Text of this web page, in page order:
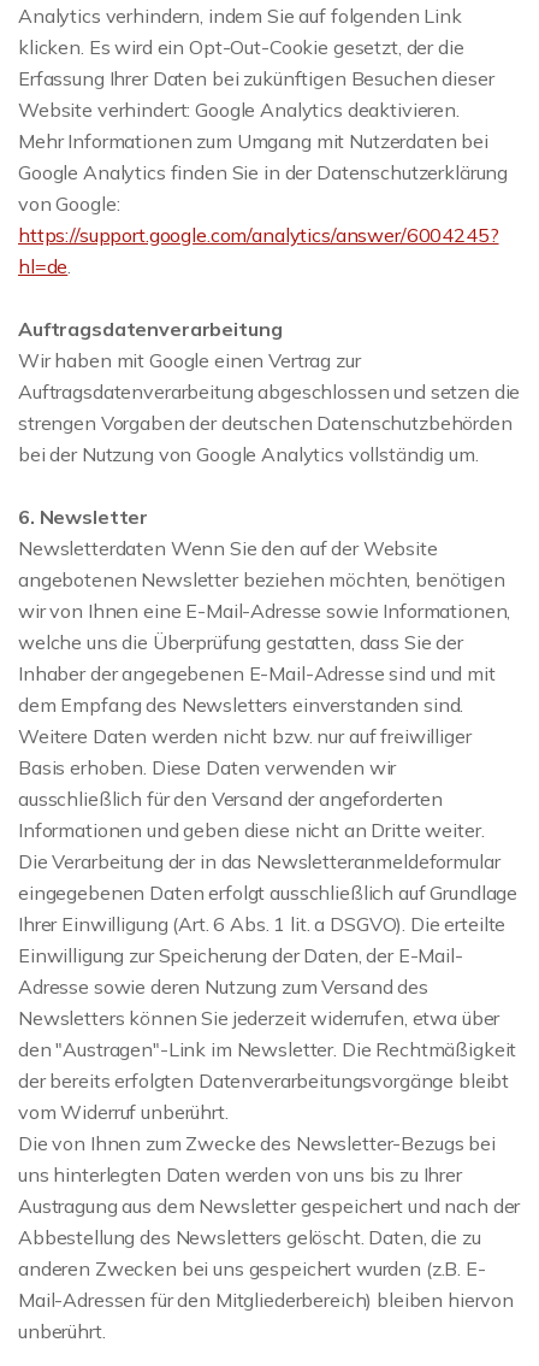
Analytics verhindern, indem Sie auf folgenden Link
klicken. Es wird ein Opt-Out-Cookie gesetzt, der die
Erfassung Ihrer Daten bei zukünftigen Besuchen dieser
Website verhindert: Google Analytics deaktivieren.
Mehr Informationen zum Umgang mit Nutzerdaten bei
Google Analytics finden Sie in der Datenschutzerklärung
von Google:
https://support.google.com/analytics/answer/6004245?
hl=de.
Auftragsdatenverarbeitung
Wir haben mit Google einen Vertrag zur
Auftragsdatenverarbeitung abgeschlossen und setzen die
strengen Vorgaben der deutschen Datenschutzbehörden
bei der Nutzung von Google Analytics vollständig um.
6. Newsletter
Newsletterdaten Wenn Sie den auf der Website
angebotenen Newsletter beziehen möchten, benötigen
wir von Ihnen eine E-Mail-Adresse sowie Informationen,
welche uns die Überprüfung gestatten, dass Sie der
Inhaber der angegebenen E-Mail-Adresse sind und mit
dem Empfang des Newsletters einverstanden sind.
Weitere Daten werden nicht bzw. nur auf freiwilliger
Basis erhoben. Diese Daten verwenden wir
ausschließlich für den Versand der angeforderten
Informationen und geben diese nicht an Dritte weiter.
Die Verarbeitung der in das Newsletteranmeldeformular
eingegebenen Daten erfolgt ausschließlich auf Grundlage
Ihrer Einwilligung (Art. 6 Abs. 1 lit. a DSGVO). Die erteilte
Einwilligung zur Speicherung der Daten, der E-Mail-
Adresse sowie deren Nutzung zum Versand des
Newsletters können Sie jederzeit widerrufen, etwa über
den "Austragen"-Link im Newsletter. Die Rechtmäßigkeit
der bereits erfolgten Datenverarbeitungsvorgänge bleibt
vom Widerruf unberührt.
Die von Ihnen zum Zwecke des Newsletter-Bezugs bei
uns hinterlegten Daten werden von uns bis zu Ihrer
Austragung aus dem Newsletter gespeichert und nach der
Abbestellung des Newsletters gelöscht. Daten, die zu
anderen Zwecken bei uns gespeichert wurden (z.B. E-
Mail-Adressen für den Mitgliederbereich) bleiben hiervon
unberührt.